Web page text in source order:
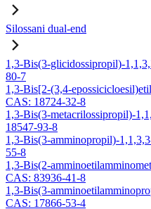
Silossani dual-end
1,3-Bis(3-glicidossipropil)-
80-7
1,3-Bis[2-(3,4-
CAS: 18724-32-8
1,3-Bis(3-metacrilossipropil)-
18547-93-8
1,3-Bis(3-amminopropil)-
55-8
1,3-Bis(2-
CAS: 83936-41-8
1,3-Bis(3-
CAS: 17866-53-4